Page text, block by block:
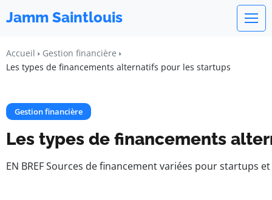
Jamm Saintlouis
Accueil
Gestion financière
Les types de financements alternatifs pour les startups
Gestion financière
Les types de financements
EN BREF Sources de financement variées pour